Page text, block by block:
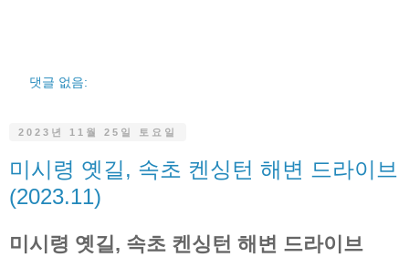
댓글 없음:
2023년 11월 25일 토요일
미시령 옛길, 속초 켄싱턴 해변 드라이브
(2023.11)
미시령 옛길, 속초 켄싱턴 해변 드라이브